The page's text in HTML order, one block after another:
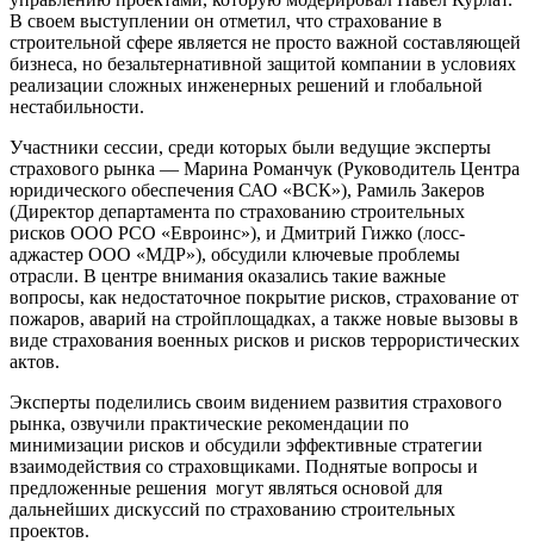
В своем выступлении он отметил, что страхование в
строительной сфере является не просто важной составляющей
бизнеса, но безальтернативной защитой компании в условиях
реализации сложных инженерных решений и глобальной
нестабильности.
Участники сессии, среди которых были ведущие эксперты
страхового рынка — Марина Романчук (Руководитель Центра
юридического обеспечения САО «ВСК»), Рамиль Закеров
(Директор департамента по страхованию строительных
рисков ООО РСО «Евроинс»), и Дмитрий Гижко (лосс-
аджастер ООО «МДР»), обсудили ключевые проблемы
отрасли. В центре внимания оказались такие важные
вопросы, как недостаточное покрытие рисков, страхование от
пожаров, аварий на стройплощадках, а также новые вызовы в
виде страхования военных рисков и рисков террористических
актов.
Эксперты поделились своим видением развития страхового
рынка, озвучили практические рекомендации по
минимизации рисков и обсудили эффективные стратегии
взаимодействия со страховщиками. Поднятые вопросы и
предложенные решения могут являться основой для
дальнейших дискуссий по страхованию строительных
проектов.